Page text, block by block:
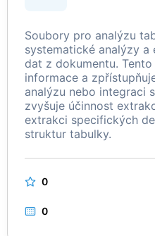
Soubory pro analýzu
systematické analýzy a
dat z dokumentu.
informace a
analýzu nebo integraci
zvyšuje účinnost
extrakci specifických
struktur tabulky.
0
0